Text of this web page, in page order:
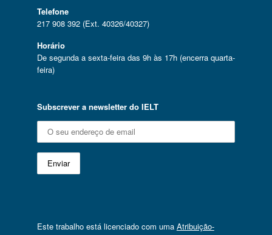
Telefone
217 908 392 (Ext. 40326/40327)
Horário
De segunda a sexta-feira das 9h às 17h (encerra quarta-
feira)
Subscrever a newsletter do IELT
Este trabalho está licenciado com uma Atribuição-